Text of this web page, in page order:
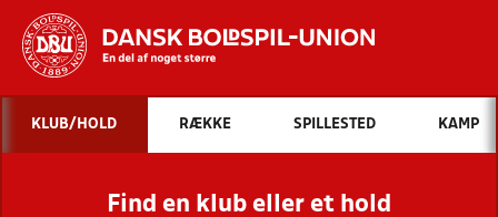
Hvad vil du søge efter?
INDHOLD OG NYHEDER
STILLINGER, RESULTATER, KLUBBER OG
KLUB/HOLD RÆKKE SPILLESTED KAMP
Find en klub eller et hold